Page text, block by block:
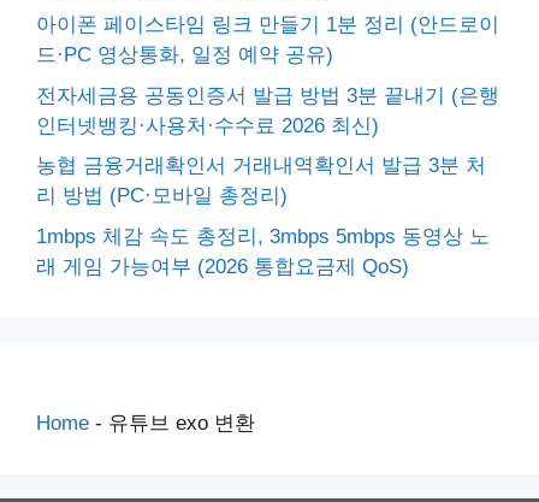
아이폰 페이스타임 링크 만들기 1분 정리 (안드로이
드·PC 영상통화, 일정 예약 공유)
전자세금용 공동인증서 발급 방법 3분 끝내기 (은행
인터넷뱅킹·사용처·수수료 2026 최신)
농협 금융거래확인서 거래내역확인서 발급 3분 처
리 방법 (PC·모바일 총정리)
1mbps 체감 속도 총정리, 3mbps 5mbps 동영상 노
래 게임 가능여부 (2026 통합요금제 QoS)
Home - 유튜브 exo 변환